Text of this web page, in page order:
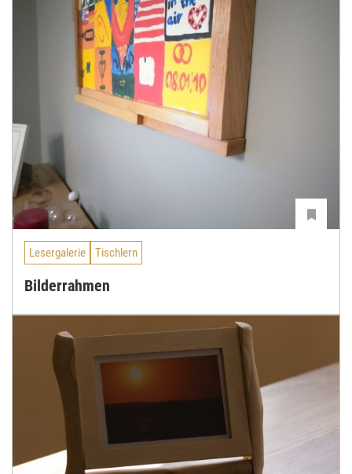
Lesergalerie Tischlern
Bilderrahmen